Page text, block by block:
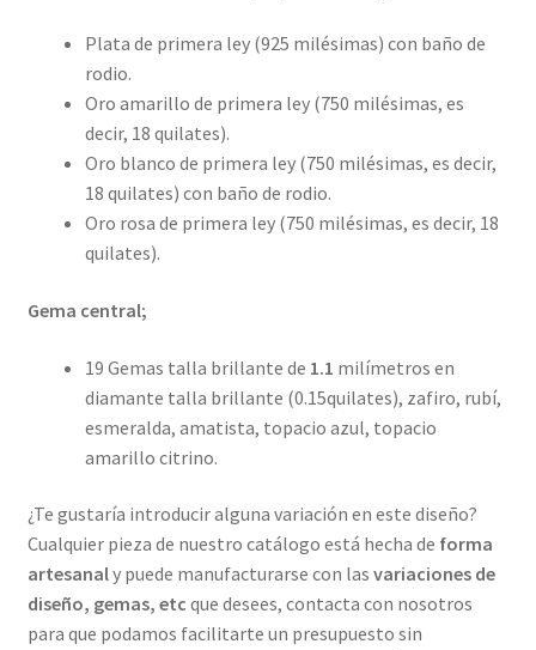
Plata de primera ley (925 milésimas) con baño de
rodio.
Oro amarillo de primera ley (750 milésimas, es
decir, 18 quilates).
Oro blanco de primera ley (750 milésimas, es decir,
18 quilates) con baño de rodio.
Oro rosa de primera ley (750 milésimas, es decir, 18
quilates).
Gema central;
19 Gemas talla brillante de 1.1 milímetros en
diamante talla brillante (0.15quilates), zafiro, rubí,
esmeralda, amatista, topacio azul, topacio
amarillo citrino.
¿Te gustaría introducir alguna variación en este diseño?
Cualquier pieza de nuestro catálogo está hecha de forma
artesanaly puede manufacturarse con las variaciones de
diseño, gemas, etc que desees, contacta con nosotros
para que podamos facilitarte un presupuesto sin